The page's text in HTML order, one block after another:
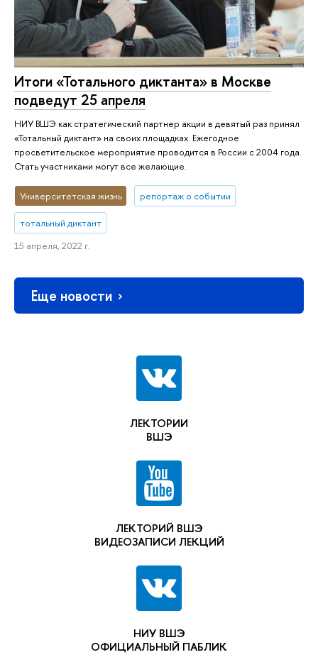
Итоги «Тотального диктанта» в Москве
подведут 25 апреля
НИУ ВШЭ как стратегический партнер акции в девятый раз принял
«Тотальный диктант» на своих площадках. Ежегодное
просветительское мероприятие проводится в России с 2004 года.
Стать участниками могут все желающие.
Университетская жизнь репортаж о событии
тотальный диктант
15 апреля, 2022 г.
Еще новости
ЛЕКТОРИИ
ВШЭ
ЛЕКТОРИЙ ВШЭ
ВИДЕОЗАПИСИ ЛЕКЦИЙ
НИУ ВШЭ
ОФИЦИАЛЬНЫЙ ПАБЛИК